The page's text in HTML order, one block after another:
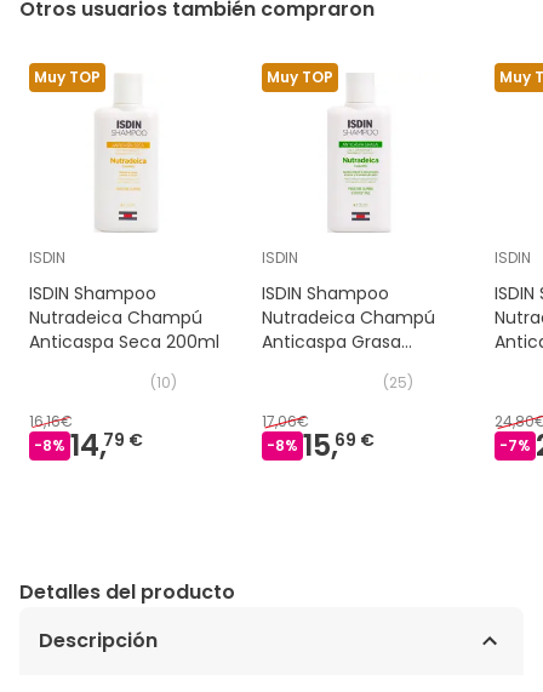
Otros usuarios también compraron
Muy TOP
ISDIN
ISDIN Shampoo
Nutradeica Champú
Anticaspa Seca 200ml
(10)
16,16€
-8% 14,79 €
Muy TOP
ISDIN
ISDIN Shampoo
Nutradeica Champú
Anticaspa Grasa
(25)
17,06€
-8% 15,69 €
Muy
ISDIN
-7%
Detalles del producto
Descripción